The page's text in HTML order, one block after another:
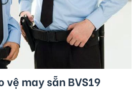
may sẵn BVS19